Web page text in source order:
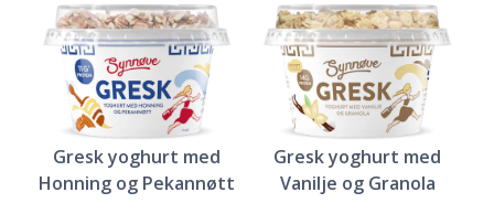
Gresk yoghurt med
Honning og Pekannøtt
Gresk yoghurt med
Vanilje og Granola